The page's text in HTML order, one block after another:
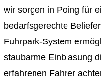
wir sorgen in Poing für
bedarfsgerechte
Fuhrpark-System
staubarme Einblasung
erfahrenen Fahrer